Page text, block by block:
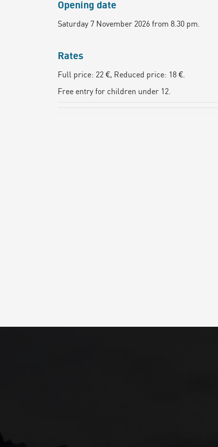
Opening date
Saturday 7 November 2026 from 8.30 pm.
Rates
Full price: 22 €, Reduced price: 18 €.
Free entry for children under 12.